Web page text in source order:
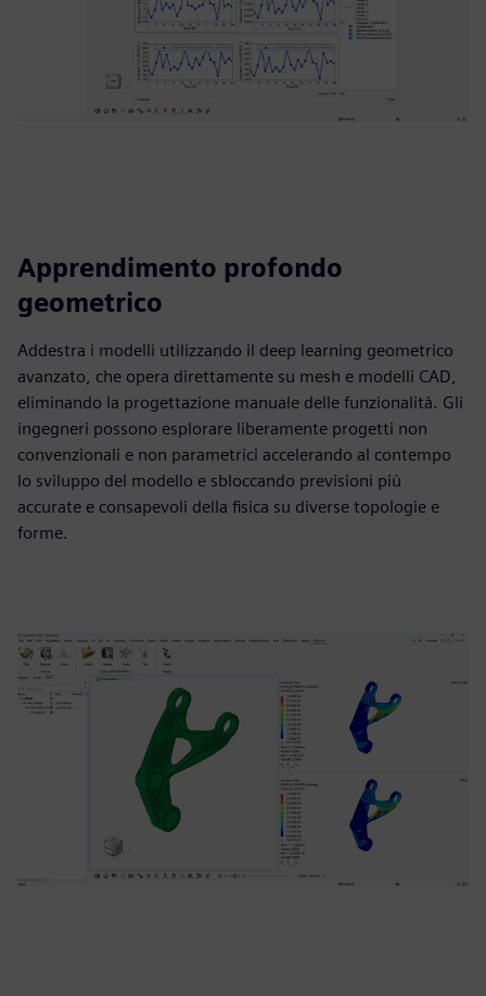
Apprendimento profondo
geometrico
Addestra i modelli utilizzando il deep learning geometrico
avanzato, che opera direttamente su mesh e modelli CAD,
eliminando la progettazione manuale delle funzionalità. Gli
ingegneri possono esplorare liberamente progetti non
convenzionali e non parametrici accelerando al contempo
lo sviluppo del modello e sbloccando previsioni più
accurate e consapevoli della fisica su diverse topologie e
forme.